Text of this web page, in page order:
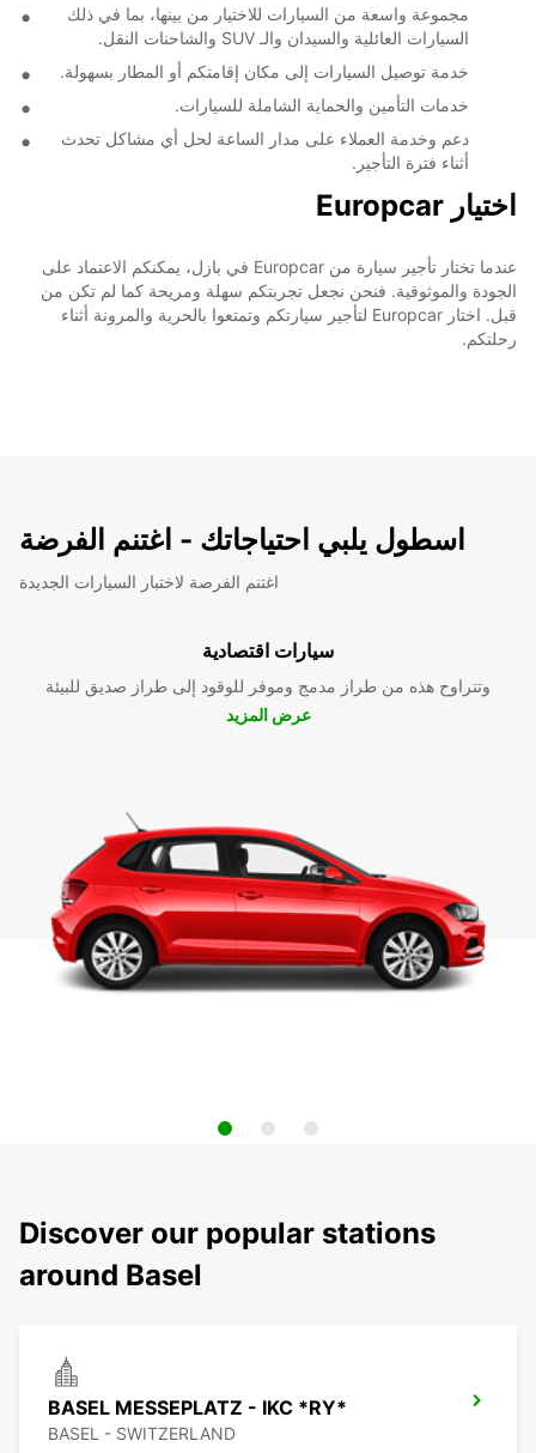
مجموعة واسعة من السيارات للاختيار من بينها، بما في ذلك
السيارات العائلية والسيدان والـ SUV والشاحنات النقل.
خدمة توصيل السيارات إلى مكان إقامتكم أو المطار بسهولة.
خدمات التأمين والحماية الشاملة للسيارات.
دعم وخدمة العملاء على مدار الساعة لحل أي مشاكل تحدث
أثناء فترة التأجير.
اختيار Europcar
عندما تختار تأجير سيارة من Europcar في بازل، يمكنكم الاعتماد على
الجودة والموثوقية. فنحن نجعل تجربتكم سهلة ومريحة كما لم تكن من
قبل. اختار Europcar لتأجير سيارتكم وتمتعوا بالحرية والمرونة أثناء
رحلتكم.
اسطول يلبي احتياجاتك - اغتنم الفرضة
اغتنم الفرصة لاختبار السيارات الجديدة
سيارات اقتصادية
وتتراوح هذه من طراز مدمج وموفر للوقود إلى طراز صديق للبيئة
عرض المزيد
Discover our popular stations
around Basel
BASEL MESSEPLATZ - IKC *RY*
BASEL - SWITZERLAND